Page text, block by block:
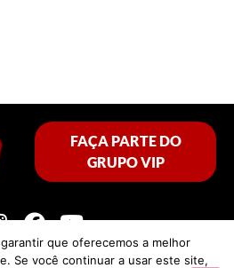
FAÇA PARTE DO
GRUPO VIP
que oferecemos a melhor
Se você continuar a usar este site,